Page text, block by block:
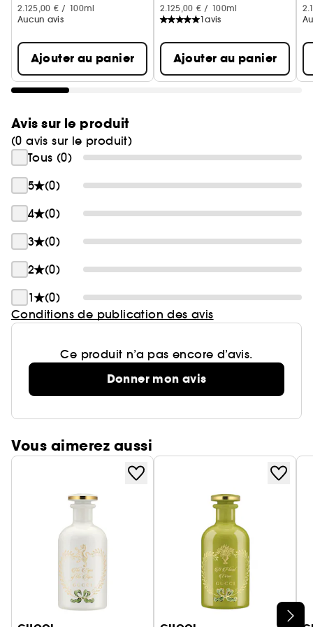
2.125,00 € / 100ml
Aucun avis
Ajouter au panier
2.125,00 € / 100ml
1avis
Ajouter au panier
Avis sur le produit
(0 avis sur le produit)
Tous (0)
5
(0)
4
(0)
3
(0)
2
(0)
1
(0)
Conditions de publication des avis
Ce produit n’a pas encore d’avis.
Donner mon avis
Vous aimerez aussi
Ignorer le carrousel produits